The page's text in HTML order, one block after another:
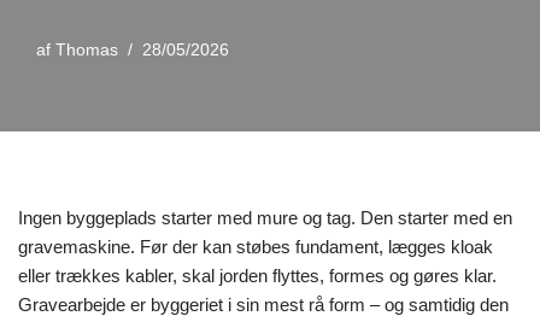
af Thomas 28/05/2026
Ingen byggeplads starter med mure og tag. Den starter med en
gravemaskine. Før der kan støbes fundament, lægges kloak
eller trækkes kabler, skal jorden flyttes, formes og gøres klar.
Gravearbejde er byggeriet i sin mest rå form – og samtidig den